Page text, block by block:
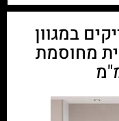
במגוון
מחוסמת